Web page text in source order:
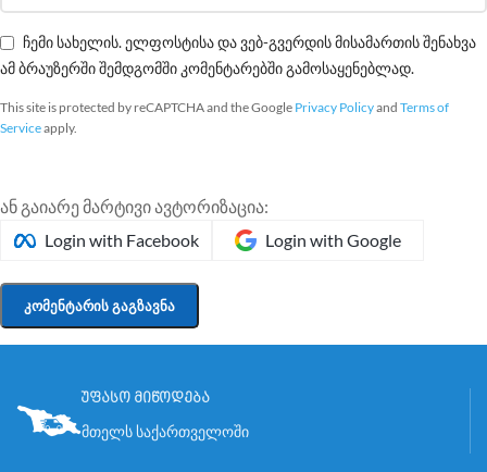
ჩემი სახელის. ელფოსტისა და ვებ-გვერდის მისამართის შენახვა
ამ ბრაუზერში შემდგომში კომენტარებში გამოსაყენებლად.
This site is protected by reCAPTCHA and the Google Privacy Policyand Terms of
Serviceapply.
ან გაიარე მარტივი ავტორიზაცია:
Login with Facebook
Login with Google
უფასო მიწოდება
მთელს საქართველოში